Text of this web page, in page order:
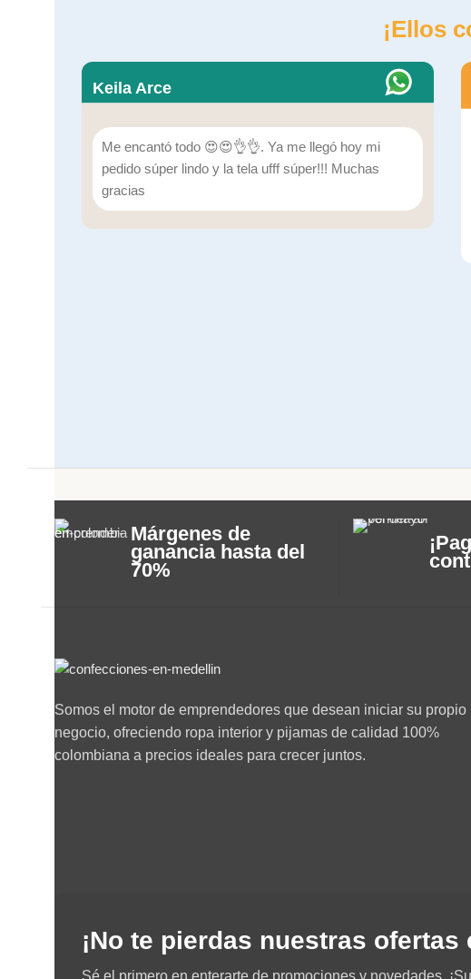
¡Ellos
Keila Arce
Me encantó todo 😍😍👌👌. Ya me llegó hoy mi
pedido súper lindo y la tela ufff súper!!! Muchas
gracias
Márgenes de
ganancia hasta del
70%
Somos el motor de emprendedores que desean iniciar su propio
negocio, ofreciendo ropa interior y pijamas de calidad 100%
colombiana a precios ideales para crecer juntos.
¡No te pierdas nuestras